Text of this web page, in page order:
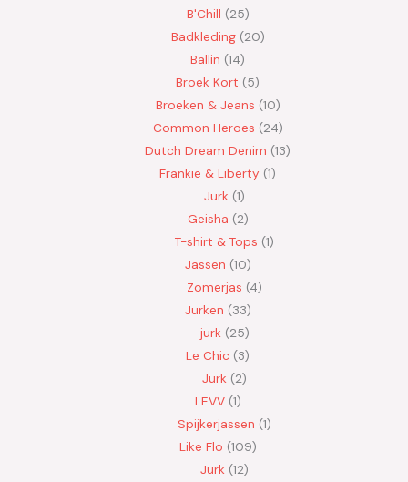
B'Chill 25
Badkleding 20
Ballin 14
Broek Kort 5
Broeken & Jeans 10
Common Heroes 24
Dutch Dream Denim 13
Frankie & Liberty 1
Jurk 1
Geisha 2
T-shirt & Tops 1
Jassen 10
Zomerjas 4
Jurken 33
jurk 25
Le Chic 3
Jurk 2
LEVV 1
Spijkerjassen 1
Like Flo 109
Jurk 12